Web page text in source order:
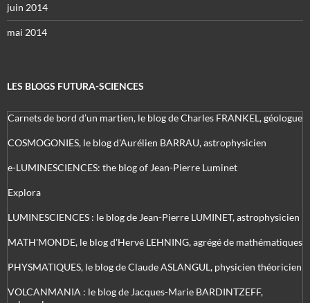
juin 2014
mai 2014
LES BLOGS FUTURA-SCIENCES
Carnets de bord d’un martien, le blog de Charles FRANKEL, géologue
COSMOGONIES, le blog d'Aurélien BARRAU, astrophysicien
e-LUMINESCIENCES: the blog of Jean-Pierre Luminet
Explora
LUMINESCIENCES : le blog de Jean-Pierre LUMINET, astrophysicien
MATH'MONDE, le blog d'Hervé LEHNING, agrégé de mathématiques
PHYSMATIQUES, le blog de Claude ASLANGUL, physicien théoricien
VOLCANMANIA : le blog de Jacques-Marie BARDINTZEFF,